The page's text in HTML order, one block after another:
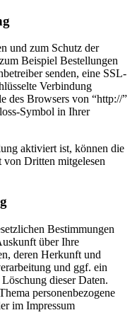
und zum Schutz der
Beispiel Bestellungen
senden, eine SSL-
Verbindung
des Browsers von “http://”
Symbol in Ihrer
aktiviert ist, können die
von Dritten mitgelesen
Bestimmungen
über Ihre
deren Herkunft und
und ggf. ein
dieser Daten.
personenbezogene
im Impressum